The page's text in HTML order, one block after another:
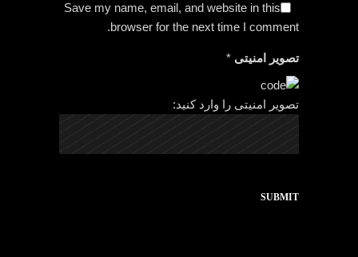
Save my name, email, and website in this
browser for the next time I comment.
تصویر امنیتی *
تصویر امنیتی را وارد کنید:
SUBMIT